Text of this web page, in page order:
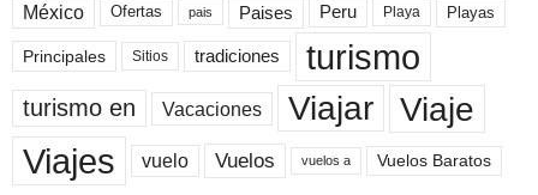
México Ofertas pais Paises Peru Playa Playas
Principales Sitios tradiciones turismo
turismo en Vacaciones Viajar Viaje
Viajes vuelo Vuelos vuelos a Vuelos Baratos